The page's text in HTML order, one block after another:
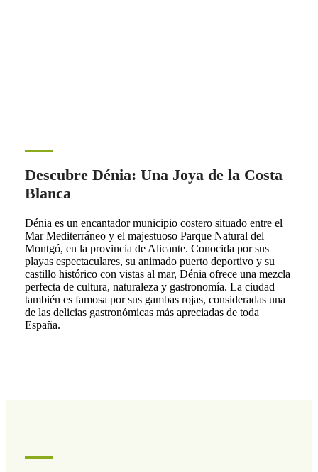
Descubre Dénia: Una Joya de la Costa
Blanca
Dénia es un encantador municipio costero situado entre el
Mar Mediterráneo y el majestuoso Parque Natural del
Montgó, en la provincia de Alicante. Conocida por sus
playas espectaculares, su animado puerto deportivo y su
castillo histórico con vistas al mar, Dénia ofrece una mezcla
perfecta de cultura, naturaleza y gastronomía. La ciudad
también es famosa por sus gambas rojas, consideradas una
de las delicias gastronómicas más apreciadas de toda
España.